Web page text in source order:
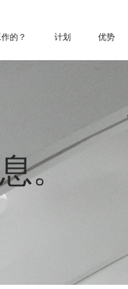
的？ 计划 优势
。